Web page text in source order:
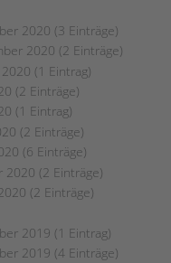
2020 (3 Einträge)
2020 (2 Einträge)
(1 Eintrag)
(2 Einträge)
(1 Eintrag)
(2 Einträge)
(6 Einträge)
2020 (2 Einträge)
(2 Einträge)
2019 (1 Eintrag)
2019 (4 Einträge)